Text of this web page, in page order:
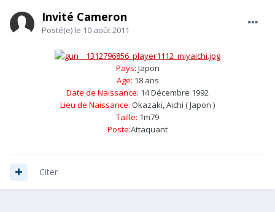
Invité Cameron
Posté(e) le 10 août 2011
Pays: Japon
Age: 18 ans
Date de Naissance: 14 Décembre 1992
Lieu de Naissance: Okazaki, Aichi ( Japon )
Taille: 1m79
Poste:Attaquant
Citer